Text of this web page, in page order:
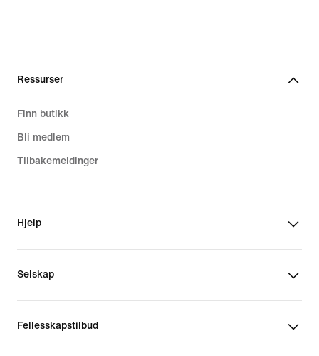
1 599,00 kr
Ressurser
Finn butikk
Bli medlem
Tilbakemeldinger
Hjelp
Selskap
Fellesskapstilbud